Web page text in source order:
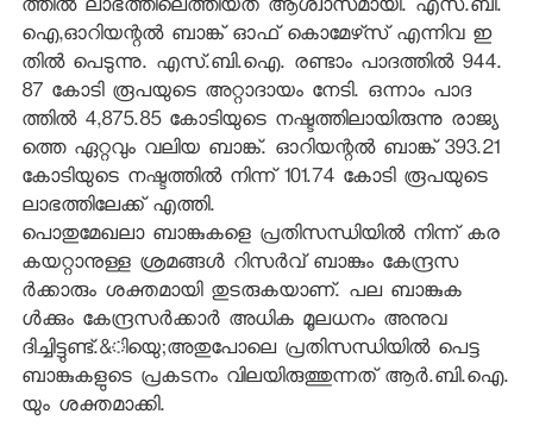
ത്തില്‍ ലാഭത്തിലെത്തിയത് ആശ്വാസമായി. എസ്.ബി.
ഐ,ഓറിയന്റല്‍ ബാങ്ക് ഓഫ് കൊമേഴ്‌സ് എന്നിവ ഇ
തില്‍ പെടുന്നു. എസ്.ബി.ഐ. രണ്ടാം പാദത്തില്‍ 944.
87 കോടി രൂപയുടെ അറ്റാദായം നേടി. ഒന്നാം പാദ
ത്തില്‍ 4,875.85 കോടിയുടെ നഷ്ടത്തിലായിരുന്നു രാജ്യ
ത്തെ ഏറ്റവും വലിയ ബാങ്ക്. ഓറിയന്റല്‍ ബാങ്ക് 393.21
കോടിയുടെ നഷ്ടത്തില്‍ നിന്ന് 101.74 കോടി രൂപയുടെ
ലാഭത്തിലേക്ക് എത്തി.
പൊതുമേഖലാ ബാങ്കുകളെ പ്രതിസന്ധിയില്‍ നിന്ന് കര
കയറ്റാനുള്ള ശ്രമങ്ങള്‍ റിസര്‍വ് ബാങ്കും കേന്ദ്രസ
ര്‍ക്കാരും ശക്തമായി തുടരുകയാണ്. പല ബാങ്കുക
ള്‍ക്കും കേന്ദ്രസര്‍ക്കാര്‍ അധിക മൂലധനം അനുവ
ദിച്ചിട്ടുണ്ട്.&ിയുെ;അതുപോലെ പ്രതിസന്ധിയില്‍ പെട്ട
ബാങ്കുകളുടെ പ്രകടനം വിലയിരുത്തുന്നത് ആര്‍.ബി.ഐ.
യും ശക്തമാക്കി.